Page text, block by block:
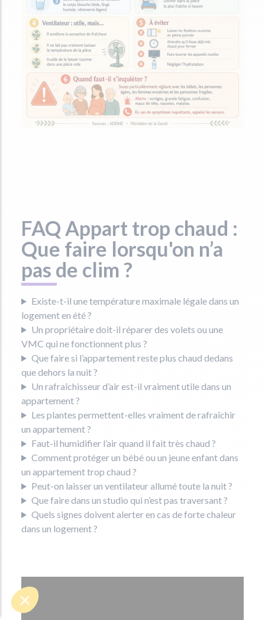
FAQ Appart trop chaud :
Que faire lorsqu'on n’a
pas de clim ?
Existe-t-il une température maximale légale dans un
logement en été ?
Un propriétaire doit-il réparer des volets ou une
VMC qui ne fonctionnent plus ?
Que faire si l’appartement reste plus chaud dedans
que dehors la nuit ?
Un rafraîchisseur d’air est-il vraiment utile dans un
appartement ?
Les plantes permettent-elles vraiment de rafraîchir
un appartement ?
Faut-il humidifier l’air quand il fait très chaud ?
Comment protéger un bébé ou un jeune enfant dans
un appartement trop chaud ?
Peut-on laisser un ventilateur allumé toute la nuit ?
Que faire dans un studio qui n’est pas traversant ?
Quels signes doivent alerter en cas de forte chaleur
dans un logement ?